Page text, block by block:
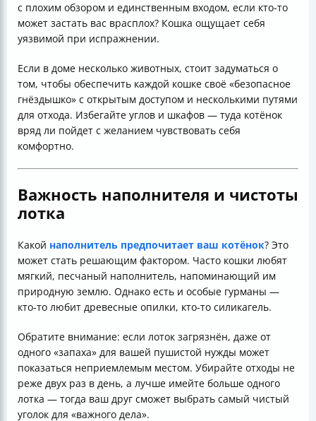
с плохим обзором и единственным входом, если кто-то
может застать вас врасплох? Кошка ощущает себя
уязвимой при испражнении.
Если в доме несколько животных, стоит задуматься о
том, чтобы обеспечить каждой кошке своё «безопасное
гнёздышко» с открытым доступом и несколькими путями
для отхода. Избегайте углов и шкафов — туда котёнок
вряд ли пойдет с желанием чувствовать себя
комфортно.
Важность наполнителя и чистоты
лотка
Какой наполнитель предпочитает ваш котёнок? Это
может стать решающим фактором. Часто кошки любят
мягкий, песчаный наполнитель, напоминающий им
природную землю. Однако есть и особые гурманы —
кто-то любит древесные опилки, кто-то силикагель.
Обратите внимание: если лоток загрязнён, даже от
одного «запаха» для вашей пушистой нужды может
показаться неприемлемым местом. Убирайте отходы не
реже двух раз в день, а лучше имейте больше одного
лотка — тогда ваш друг сможет выбрать самый чистый
уголок для «важного дела».